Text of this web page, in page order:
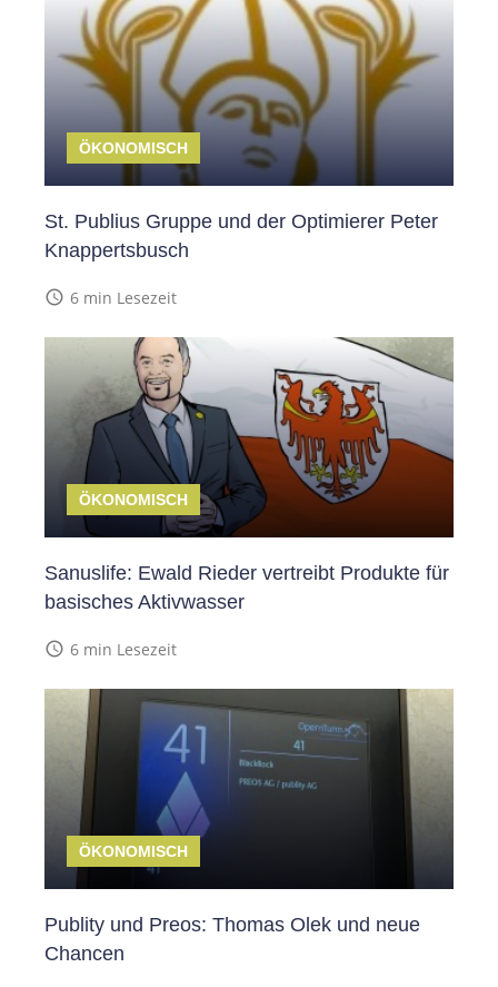
ÖKONOMISCH
St. Publius Gruppe und der Optimierer Peter
Knappertsbusch
access_time 6 min Lesezeit
ÖKONOMISCH
Sanuslife: Ewald Rieder vertreibt Produkte für
basisches Aktivwasser
access_time 6 min Lesezeit
ÖKONOMISCH
Publity und Preos: Thomas Olek und neue
Chancen